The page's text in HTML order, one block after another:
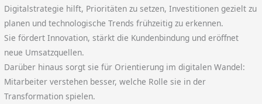
Digitalstrategie hilft, Prioritäten zu setzen, Investitionen gezielt zu
planen und technologische Trends frühzeitig zu erkennen.
Sie fördert Innovation, stärkt die Kundenbindung und eröffnet
neue Umsatzquellen.
Darüber hinaus sorgt sie für Orientierung im digitalen Wandel:
Mitarbeiter verstehen besser, welche Rolle sie in der
Transformation spielen.